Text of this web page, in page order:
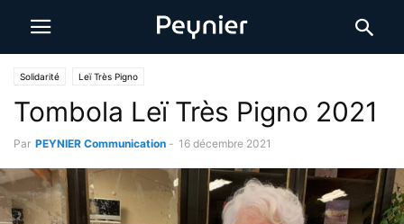
Solidarité Leï Très Pigno
Tombola Leï Très Pigno 2021
Par PEYNIER Communication - 16 décembre 2021